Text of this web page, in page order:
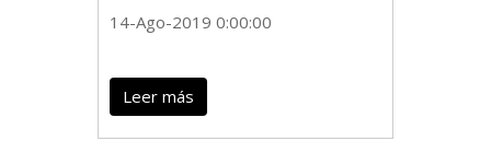
14-Ago-2019 0:00:00
Leer más